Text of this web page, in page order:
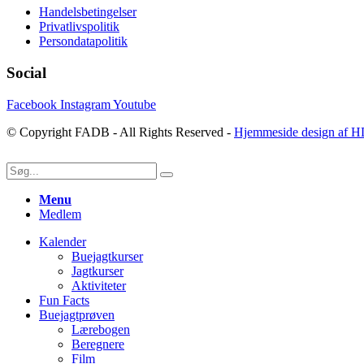
Handelsbetingelser
Privatlivspolitik
Persondatapolitik
Social
Facebook InstagramYoutube
© Copyright FADB - All Rights Reserved - Hjemmeside design af
Menu
Medlem
Kalender
Buejagtkurser
Jagtkurser
Aktiviteter
Fun Facts
Buejagtprøven
Lærebogen
Beregnere
Film